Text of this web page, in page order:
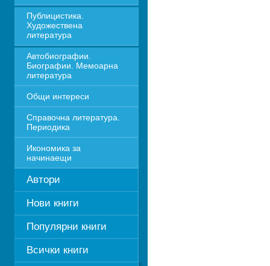
Публицистика.
Художествена
литература
Автобиографии.
Биографии. Мемоарна
литература
Общи интереси
Справочна литература.
Периодика
Икономика за
начинаещи
Автори
Нови книги
Популярни книги
Всички книги